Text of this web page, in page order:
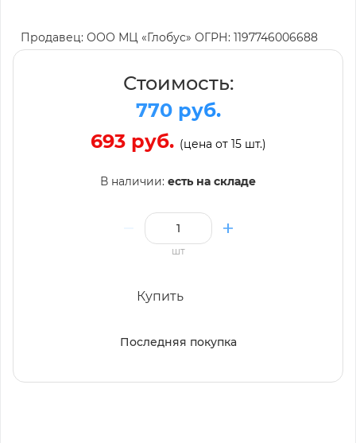
Продавец: ООО МЦ «Глобус» ОГРН: 1197746006688
Стоимость:
770 руб.
693 руб. (цена от 15 шт.)
В наличии: есть на складе
шт
Купить
Последняя покупка